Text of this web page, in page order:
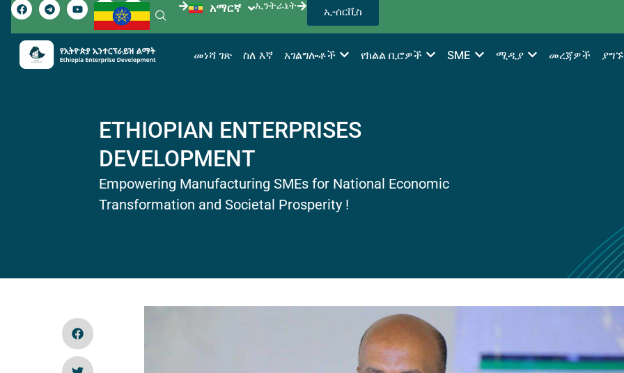
አማርኛ
English ኢንትራኔት ኢ-ሰርቪስ
መነሻ ገጽ ስለ እኛ አገልግሎቶች የክልል ቢሮዎች SME ሚዲያ መረጃዎች
ETHIOPIAN ENTERPRISES
DEVELOPMENT
Empowering Manufacturing SMEs for National Economic
Transformation and Societal Prosperity !